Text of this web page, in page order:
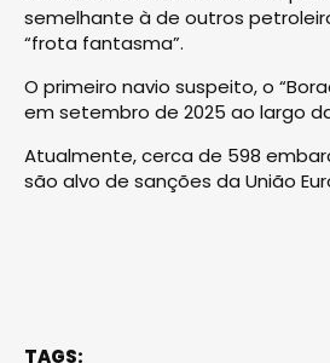
semelhante à de outros
“frota fantasma”.
O primeiro navio suspeito, o
em setembro de 2025 ao largo
Atualmente, cerca de 598
são alvo de sanções da União
TAGS: